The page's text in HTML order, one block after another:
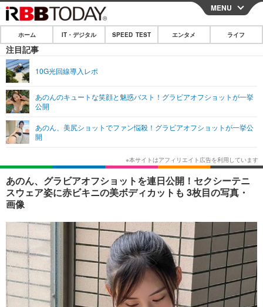
CLOSE
ホーム
IT・デジタル
ショッピング その他
SPEED TEST
エンタメ
韓国・芸能
音楽 スポーツ
ショッピング その他
ライフ
ライフTOP グルメ
ペット ショッピング
リリース一覧
プッシュ通知の停止方法
MENU
ホーム IT・デジタル SPEED TEST エンタメ ライフ
注目記事
10G光回線導入レポ
あのんのキュートな笑顔と魅惑バスト！グラビアオフショットが一挙
公開
あのん、美尻ショットでファン悩殺！グラビアオフショットが一挙公
開
あのん、グラビアオフショットを連日公開！セクシーテニ
スウェア姿に赤ビキニの美ボディカットも 3枚目の写真・
画像